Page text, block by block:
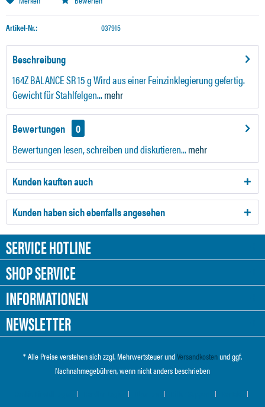
Artikel-Nr.: 037915
Beschreibung
164Z BALANCE SR 15 g Wird aus einer Feinzinklegierung gefertig.
Gewicht für Stahlfelgen...mehr
Bewertungen
0
Bewertungen lesen, schreiben und diskutieren...mehr
Kunden kauften auch
Kunden haben sich ebenfalls angesehen
SERVICE HOTLINE
SHOP SERVICE
INFORMATIONEN
NEWSLETTER
* Alle Preise verstehen sich zzgl. Mehrwertsteuer undVersandkostenund ggf.
Nachnahmegebühren, wenn nicht anders beschrieben